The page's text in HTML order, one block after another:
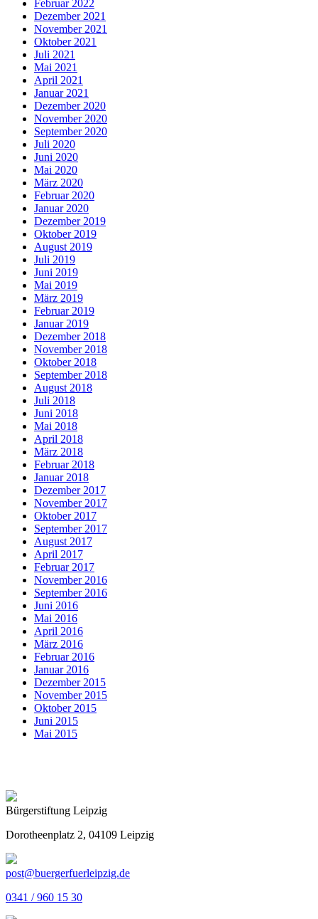
Februar 2022
Dezember 2021
November 2021
Oktober 2021
Juli 2021
Mai 2021
April 2021
Januar 2021
Dezember 2020
November 2020
September 2020
Juli 2020
Juni 2020
Mai 2020
März 2020
Februar 2020
Januar 2020
Dezember 2019
Oktober 2019
August 2019
Juli 2019
Juni 2019
Mai 2019
März 2019
Februar 2019
Januar 2019
Dezember 2018
November 2018
Oktober 2018
September 2018
August 2018
Juli 2018
Juni 2018
Mai 2018
April 2018
März 2018
Februar 2018
Januar 2018
Dezember 2017
November 2017
Oktober 2017
September 2017
August 2017
April 2017
Februar 2017
November 2016
September 2016
Juni 2016
Mai 2016
April 2016
März 2016
Februar 2016
Januar 2016
Dezember 2015
November 2015
Oktober 2015
Juni 2015
Mai 2015
Bürgerstiftung Leipzig
Dorotheenplatz 2, 04109 Leipzig
post@buergerfuerleipzig.de
0341 / 960 15 30